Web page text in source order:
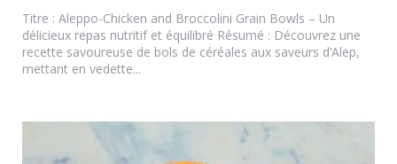
Titre : Aleppo-Chicken and Broccolini Grain Bowls – Un
délicieux repas nutritif et équilibré Résumé : Découvrez une
recette savoureuse de bols de céréales aux saveurs d’Alep,
mettant en vedette...